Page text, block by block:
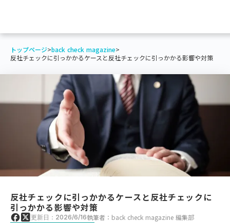
トップページ>back check magazine>
反社チェックに引っかかるケースと反社チェックに引っかかる影響や対策
反社チェックに引っかかるケースと反社チェックに
引っかかる影響や対策
更新日：2026/6/16執筆者：back check magazine 編集部